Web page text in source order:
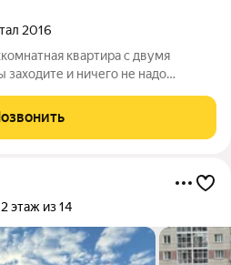
2016
квартира с двумя
заходите и ничего не надо
(окна на две стороны, вид во
2 этаж из 14